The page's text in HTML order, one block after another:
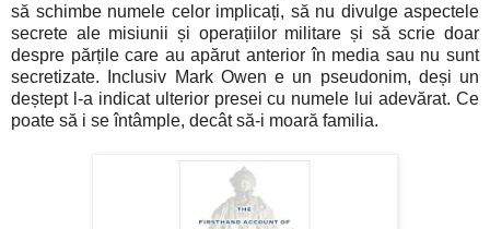
să schimbe numele celor implicați, să nu divulge aspectele
secrete ale misiunii și operațiilor militare și să scrie doar
despre părțile care au apărut anterior în media sau nu sunt
secretizate. Inclusiv Mark Owen e un pseudonim, deși un
deștept l-a indicat ulterior presei cu numele lui adevărat. Ce
poate să i se întâmple, decât să-i moară familia.